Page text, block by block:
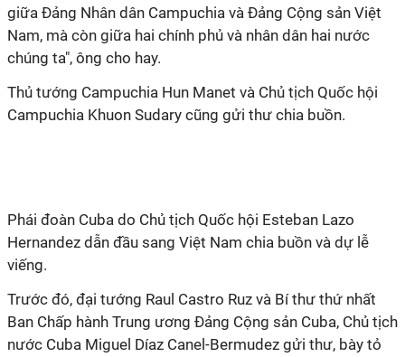
giữa Đảng Nhân dân Campuchia và Đảng Cộng sản Việt
Nam, mà còn giữa hai chính phủ và nhân dân hai nước
chúng ta", ông cho hay.
Thủ tướng Campuchia Hun Manet và Chủ tịch Quốc hội
Campuchia Khuon Sudary cũng gửi thư chia buồn.
Phái đoàn Cuba do Chủ tịch Quốc hội Esteban Lazo
Hernandez dẫn đầu sang Việt Nam chia buồn và dự lễ
viếng.
Trước đó, đại tướng Raul Castro Ruz và Bí thư thứ nhất
Ban Chấp hành Trung ương Đảng Cộng sản Cuba, Chủ tịch
nước Cuba Miguel Díaz Canel-Bermudez gửi thư, bày tỏ